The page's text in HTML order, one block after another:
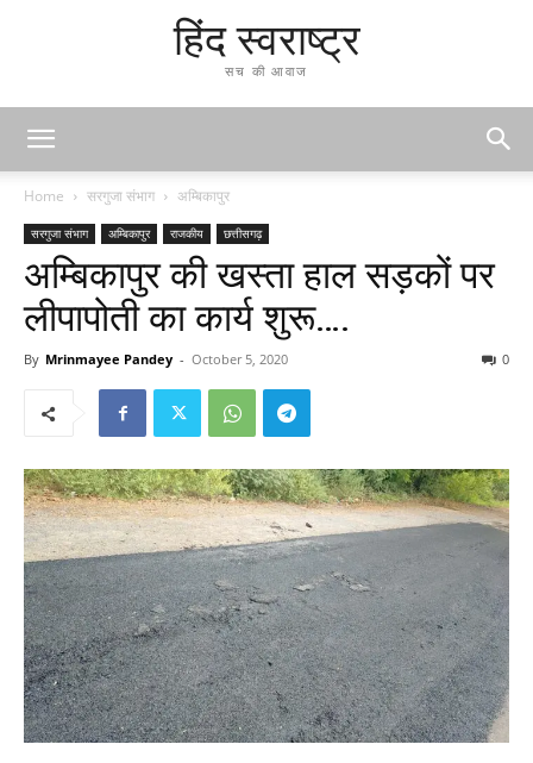
हिंद स्वराष्ट्र
सच की आवाज
Home सरगुजा संभाग अम्बिकापुर
सरगुजा संभाग अम्बिकापुर राजकीय छत्तीसगढ़
अम्बिकापुर की खस्ता हाल सड़कों पर
लीपापोती का कार्य शुरू….
By Mrinmayee Pandey - October 5, 2020 0